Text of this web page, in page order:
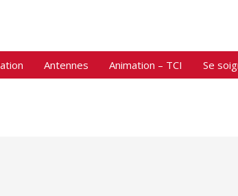
Antennes Animation – TCI Se